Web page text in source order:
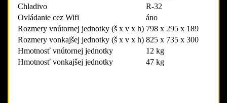
Chladivo
R-32
Ovládanie cez Wifi
áno
Rozmery vnútornej jednotky (š x v x h) 798 x 295 x 189
Rozmery vonkajšej jednotky (š x v x h) 825 x 735 x 300
Hmotnosť vnútornej jednotky
12 kg
Hmotnosť vonkajšej jednotky
47 kg